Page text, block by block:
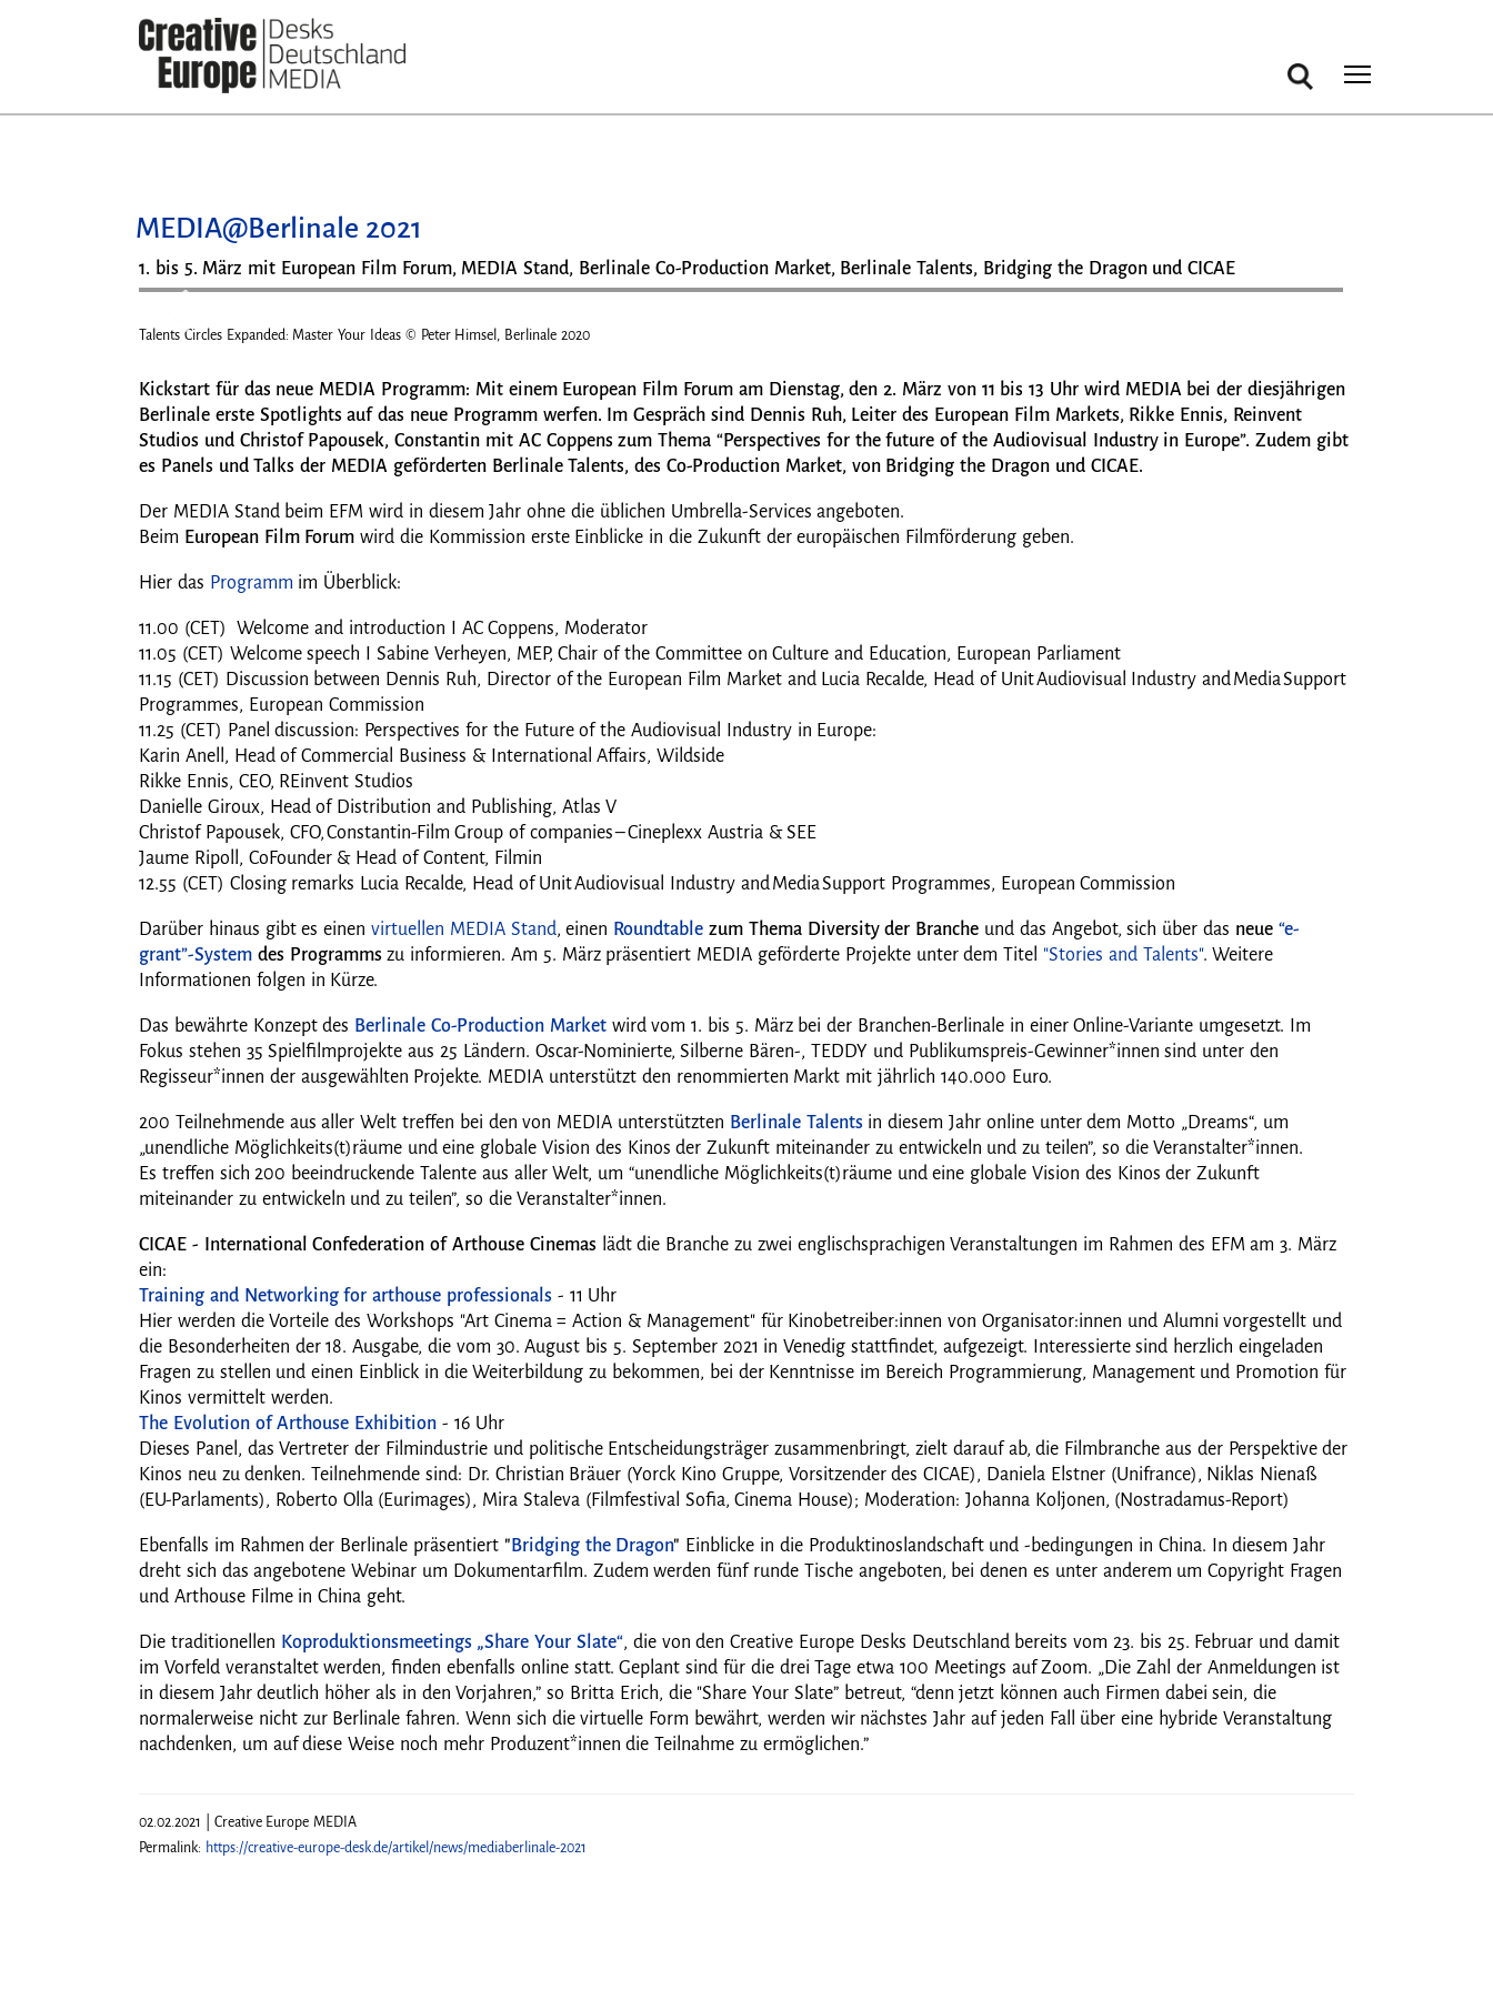
MEDIA@Berlinale 2021
1. bis 5. März mit European Film Forum, MEDIA Stand, Berlinale Co-Production Market, Berlinale Talents, Bridging the Dragon und CICAE
Talents Circles Expanded: Master Your Ideas © Peter Himsel, Berlinale 2020
Kickstart für das neue MEDIA Programm: Mit einem European Film Forum am Dienstag, den 2. März von 11 bis 13 Uhr wird MEDIA bei der diesjährigen
Berlinale erste Spotlights auf das neue Programm werfen. Im Gespräch sind Dennis Ruh, Leiter des European Film Markets, Rikke Ennis, Reinvent
Studios und Christof Papousek, Constantin mit AC Coppens zum Thema “Perspectives for the future of the Audiovisual Industry in Europe”. Zudem gibt
es Panels und Talks der MEDIA geförderten Berlinale Talents, des Co-Production Market, von Bridging the Dragon und CICAE.
Der MEDIA Stand beim EFM wird in diesem Jahr ohne die üblichen Umbrella-Services angeboten.
Beim European Film Forumwird die Kommission erste Einblicke in die Zukunft der europäischen Filmförderung geben.
Hier das Programm im Überblick:
11.00 (CET) Welcome and introduction I AC Coppens, Moderator
11.05 (CET) Welcome speech I Sabine Verheyen, MEP, Chair of the Committee on Culture and Education, European Parliament
11.15 (CET) Discussion between Dennis Ruh, Director of the European Film Market and Lucia Recalde, Head of Unit Audiovisual Industry and Media Support
Programmes, European Commission
11.25 (CET) Panel discussion: Perspectives for the Future of the Audiovisual Industry in Europe:
Karin Anell, Head of Commercial Business & International Affairs, Wildside
Rikke Ennis, CEO, REinvent Studios
Danielle Giroux, Head of Distribution and Publishing, Atlas V
Christof Papousek, CFO, Constantin-Film Group of companies – Cineplexx Austria & SEE
Jaume Ripoll, CoFounder & Head of Content, Filmin
12.55 (CET) Closing remarks Lucia Recalde, Head of Unit Audiovisual Industry and Media Support Programmes, European Commission
Darüber hinaus gibt es einenvirtuellen MEDIA Stand, einen Roundtablezum Thema Diversity der Branche und das Angebot, sich über das neue “e-
grant”-System des Programms zu informieren. Am 5. März präsentiert MEDIA geförderte Projekte unter dem Titel "Stories and Talents". Weitere
Informationen folgen in Kürze.
Das bewährte Konzept des Berlinale Co-Production Marketwird vom 1. bis 5. März bei der Branchen-Berlinale in einer Online-Variante umgesetzt. Im
Fokus stehen 35 Spielfilmprojekte aus 25 Ländern. Oscar-Nominierte, Silberne Bären-, TEDDY und Publikumspreis-Gewinner*innen sind unter den
Regisseur*innen der ausgewählten Projekte. MEDIA unterstützt den renommierten Markt mit jährlich 140.000 Euro.
200 Teilnehmende aus aller Welt treffen bei den von MEDIA unterstützten Berlinale Talents in diesem Jahr online unter dem Motto „Dreams“, um
„unendliche Möglichkeits(t)räume und eine globale Vision des Kinos der Zukunft miteinander zu entwickeln und zu teilen”, so die Veranstalter*innen.
Es treffen sich 200 beeindruckende Talente aus aller Welt, um “unendliche Möglichkeits(t)räume und eine globale Vision des Kinos der Zukunft
miteinander zu entwickeln und zu teilen”, so die Veranstalter*innen.
CICAE - International Confederation of Arthouse Cinemas lädt die Branche zu zwei englischsprachigen Veranstaltungen im Rahmen des EFM am 3. März
ein:
Training and Networking for arthouse professionals - 11 Uhr
Hier werden die Vorteile des Workshops "Art Cinema = Action & Management" für Kinobetreiber:innen von Organisator:innen und Alumni vorgestellt und
die Besonderheiten der 18. Ausgabe, die vom 30. August bis 5. September 2021 in Venedig stattfindet, aufgezeigt. Interessierte sind herzlich eingeladen
Fragen zu stellen und einen Einblick in die Weiterbildung zu bekommen, bei der Kenntnisse im Bereich Programmierung, Management und Promotion für
Kinos vermittelt werden.
The Evolution of Arthouse Exhibition - 16 Uhr
Dieses Panel, das Vertreter der Filmindustrie und politische Entscheidungsträger zusammenbringt, zielt darauf ab, die Filmbranche aus der Perspektive der
Kinos neu zu denken. Teilnehmende sind: Dr. Christian Bräuer (Yorck Kino Gruppe, Vorsitzender des CICAE), Daniela Elstner (Unifrance), Niklas Nienaß
(EU-Parlaments), Roberto Olla (Eurimages), Mira Staleva (Filmfestival Sofia, Cinema House); Moderation: Johanna Koljonen, (Nostradamus-Report)
Ebenfalls im Rahmen der Berlinale präsentiert "Bridging the Dragon" Einblicke in die Produktinoslandschaft und -bedingungen in China. In diesem Jahr
dreht sich das angebotene Webinar um Dokumentarfilm. Zudem werden fünf runde Tische angeboten, bei denen es unter anderem um Copyright Fragen
und Arthouse Filme in China geht.
Die traditionellen Koproduktionsmeetings „Share Your Slate“, die von den Creative Europe Desks Deutschland bereits vom 23. bis 25. Februar und damit
im Vorfeld veranstaltet werden, finden ebenfalls online statt. Geplant sind für die drei Tage etwa 100 Meetings auf Zoom. „Die Zahl der Anmeldungen ist
in diesem Jahr deutlich höher als in den Vorjahren,” so Britta Erich, die "Share Your Slate” betreut, “denn jetzt können auch Firmen dabei sein, die
normalerweise nicht zur Berlinale fahren. Wenn sich die virtuelle Form bewährt, werden wir nächstes Jahr auf jeden Fall über eine hybride Veranstaltung
nachdenken, um auf diese Weise noch mehr Produzent*innen die Teilnahme zu ermöglichen.”
02.02.2021 | Creative Europe MEDIA
Permalink: https://creative-europe-desk.de/artikel/news/mediaberlinale-2021